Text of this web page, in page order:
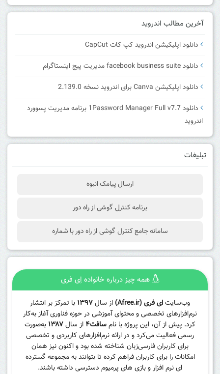
آخرین مطالب اندروید
دانلود اپلیکیشن اندروید کپ کات CapCut
دانلود facebook business suite مدیریت پیج اینستاگرام
دانلود اپلیکیشن Canva برای اندروید نسخه 2.139.0
دانلود 1Password Manager Full v7.7 برنامه مدیریت پسوورد
اندروید
تبلیغات
ارسال پیامک انبوه
برنامه کنترل گوشی از راه دور
سامانه جامع کنترل گوشی از راه دور با شماره
همه چیز درباره خانواده اِی فری
وب‌سایتای فری (Afree.ir) از سال۱۳۹۷ با تمرکز بر انتشار
نرم‌افزارهای تخصصی و محتوای آموزشی در حوزه فناوری آغاز به‌کار
کرد. پیش از آن، این پروژه با نامسافت۴ از سال۱۳۸۷ به‌صورت
رسمی فعالیت می‌کرد و در ارائه نرم‌افزارهای کاربردی و تخصصی
برای کاربران فارسی‌زبان شناخته شده بود و اکنون نیز همان
امکانات را برای کاربران فراهم کرده تا بتوانند به مجموعه گسترده
ای نرم افزار و بازی های پرمیوم دسترسی داشته باشند.